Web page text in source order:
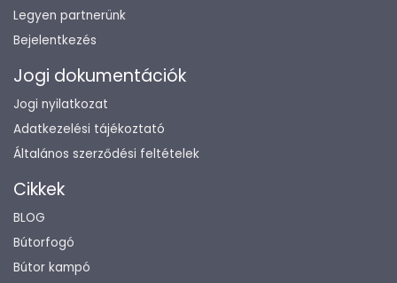
Legyen partnerünk
Bejelentkezés
Jogi dokumentációk
Jogi nyilatkozat
Adatkezelési tájékoztató
Általános szerződési feltételek
Cikkek
BLOG
Bútorfogó
Bútor kampó